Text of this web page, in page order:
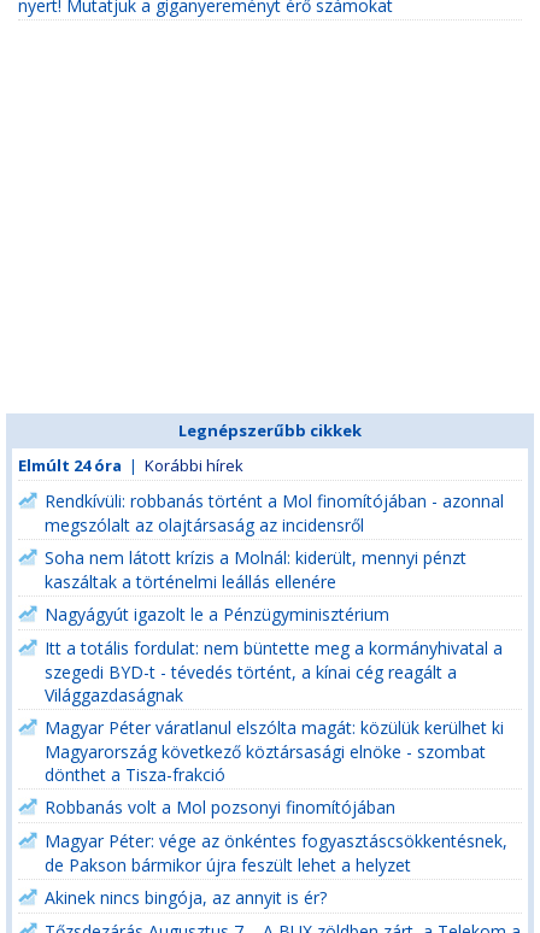
nyert! Mutatjuk a giganyereményt érő számokat
Legnépszerűbb cikkek
Elmúlt 24 óra | Korábbi hírek
Rendkívüli: robbanás történt a Mol finomítójában - azonnal
megszólalt az olajtársaság az incidensről
Soha nem látott krízis a Molnál: kiderült, mennyi pénzt
kaszáltak a történelmi leállás ellenére
Nagyágyút igazolt le a Pénzügyminisztérium
Itt a totális fordulat: nem büntette meg a kormányhivatal a
szegedi BYD-t - tévedés történt, a kínai cég reagált a
Világgazdaságnak
Magyar Péter váratlanul elszólta magát: közülük kerülhet ki
Magyarország következő köztársasági elnöke - szombat
dönthet a Tisza-frakció
Robbanás volt a Mol pozsonyi finomítójában
Magyar Péter: vége az önkéntes fogyasztáscsökkentésnek,
de Pakson bármikor újra feszült lehet a helyzet
Akinek nincs bingója, az annyit is ér?